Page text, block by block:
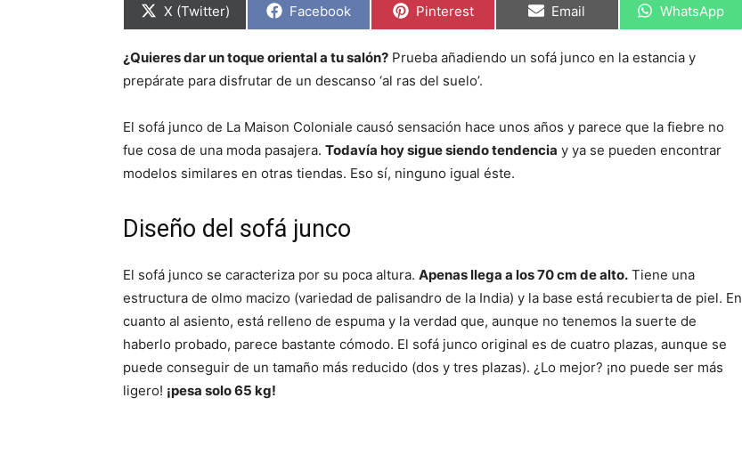
C
a
r
t
e
n
X (Twitter) C
a
r
t
e
n
Facebook C
a
r
t
e
n
Pinterest C
p
a
e
n
Email C
a
e
n
WhatsApp
¿Quieres dar un toque oriental a tu salón? Prueba añadiendo un sofá junco en la estancia y
prepárate para disfrutar de un descanso ‘al ras del suelo’.
El sofá junco de La Maison Coloniale causó sensación hace unos años y parece que la fiebre no
fue cosa de una moda pasajera. Todavía hoy sigue siendo tendencia y ya se pueden encontrar
modelos similares en otras tiendas. Eso sí, ninguno igual éste.
Diseño del sofá junco
El sofá junco se caracteriza por su poca altura. Apenas llega a los 70 cm de alto. Tiene una
estructura de olmo macizo (variedad de palisandro de la India) y la base está recubierta de piel. En
cuanto al asiento, está relleno de espuma y la verdad que, aunque no tenemos la suerte de
haberlo probado, parece bastante cómodo. El sofá junco original es de cuatro plazas, aunque se
puede conseguir de un tamaño más reducido (dos y tres plazas). ¿Lo mejor? ¡no puede ser más
ligero! ¡pesa solo 65 kg!